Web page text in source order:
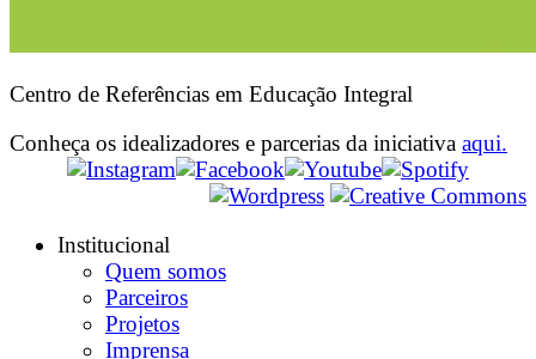
Centro de Referências em Educação Integral
Conheça os idealizadores e parcerias da iniciativa aqui.
Institucional
Quem somos
Parceiros
Projetos
Imprensa